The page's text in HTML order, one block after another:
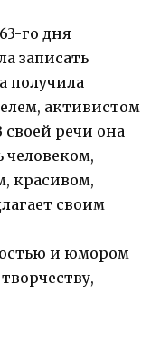
го дня
записать
получила
активистом
речи она
человеком,
красивом,
своим
и юмором